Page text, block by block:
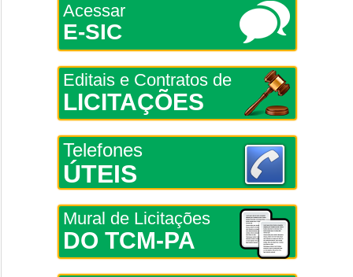
Acessar
E-SIC
Editais e Contratos de
LICITAÇÕES
Telefones
ÚTEIS
Mural de Licitações
DO TCM-PA